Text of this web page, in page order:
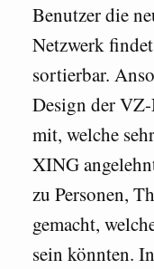
Benutzer die
Netzwerk
sortierbar.
Design der
mit, welche
XING
zu Personen,
gemacht,
sein könnten.